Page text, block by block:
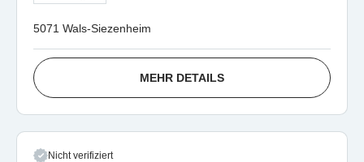
5071 Wals-Siezenheim
MEHR DETAILS
Nicht verifiziert